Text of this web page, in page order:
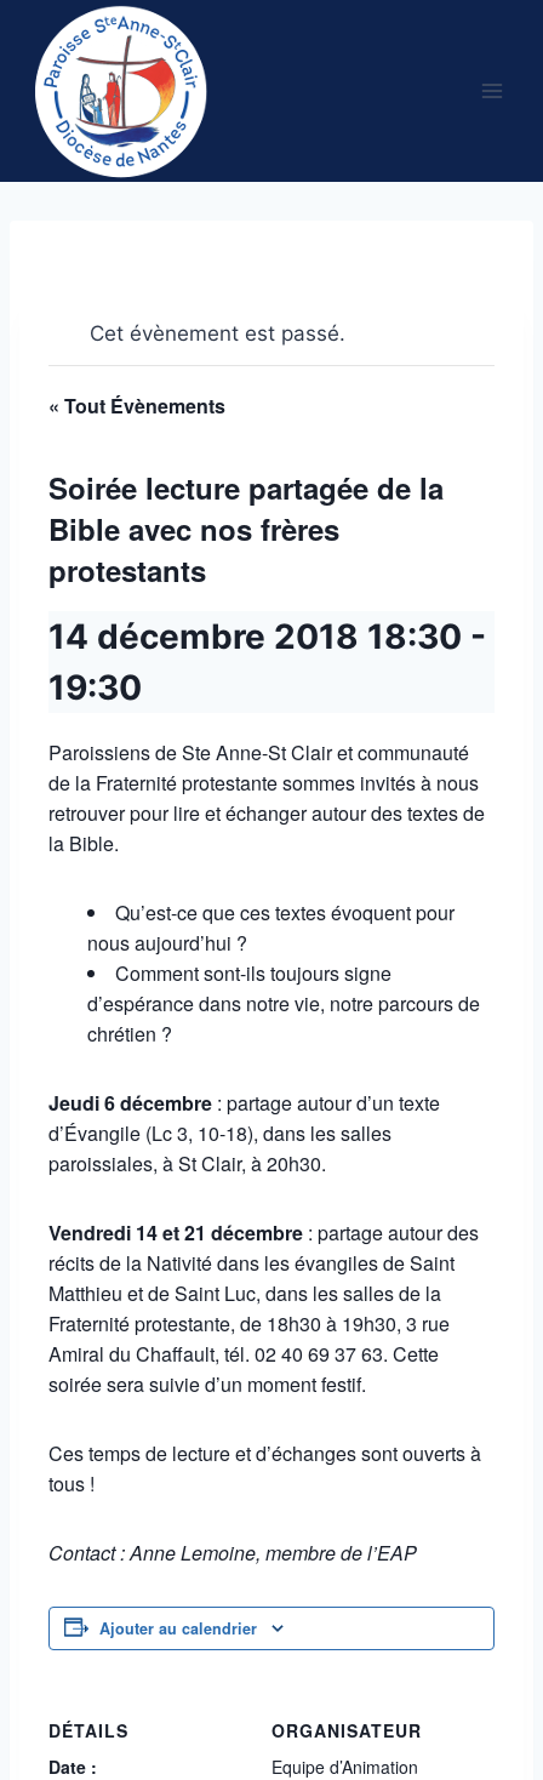
contenu
Cet évènement est passé.
« Tout Évènements
Soirée lecture partagée de la
Bible avec nos frères
protestants
14 décembre 2018 18:30 -
19:30
Paroissiens de Ste Anne-St Clair et communauté
de la Fraternité protestante sommes invités à nous
retrouver pour lire et échanger autour des textes de
la Bible.
Qu’est-ce que ces textes évoquent pour
nous aujourd’hui ?
Comment sont-ils toujours signe
d’espérance dans notre vie, notre parcours de
chrétien ?
Jeudi 6 décembre : partage autour d’un texte
d’Évangile (Lc 3, 10-18), dans les salles
paroissiales, à St Clair, à 20h30.
Vendredi 14 et 21 décembre : partage autour des
récits de la Nativité dans les évangiles de Saint
Matthieu et de Saint Luc, dans les salles de la
Fraternité protestante, de 18h30 à 19h30, 3 rue
Amiral du Chaffault, tél. 02 40 69 37 63. Cette
soirée sera suivie d’un moment festif.
Ces temps de lecture et d’échanges sont ouverts à
tous !
Contact : Anne Lemoine, membre de l’EAP
Ajouter au calendrier
DÉTAILS
Date :
ORGANISATEUR
Equipe d’Animation